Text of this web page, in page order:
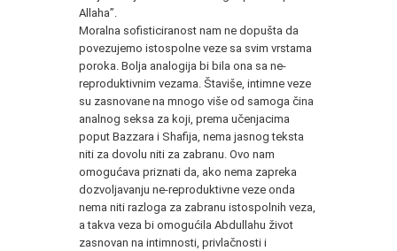
Allaha”.
Moralna sofisticiranost nam ne dopušta da
povezujemo istospolne veze sa svim vrstama
poroka. Bolja analogija bi bila ona sa ne-
reproduktivnim vezama. Štaviše, intimne veze
su zasnovane na mnogo više od samoga čina
analnog seksa za koji, prema učenjacima
poput Bazzara i Shafija, nema jasnog teksta
niti za dovolu niti za zabranu. Ovo nam
omogućava priznati da, ako nema zapreka
dozvoljavanju ne-reproduktivne veze onda
nema niti razloga za zabranu istospolnih veza,
a takva veza bi omogućila Abdullahu život
zasnovan na intimnosti, privlačnosti i